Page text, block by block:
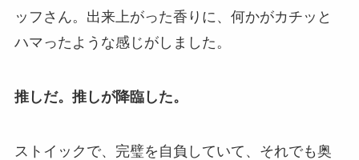
ッフさん。出来上がった香りに、何かがカチッと
ハマったような感じがしました。
推しだ。推しが降臨した。
ストイックで、完璧を自負していて、それでも奥